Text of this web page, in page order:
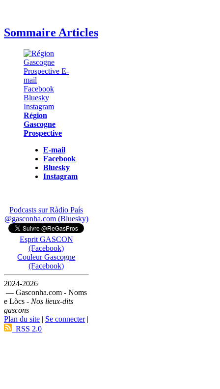
Sommaire Articles
Région
Gascogne
Prospective
E-mail
Facebook
Bluesky
Instagram
Podcasts sur Ràdio País
@gasconha.com (Bluesky)
Esprit GASCON
(Facebook)
Couleur Gascogne
(Facebook)
2024-2026
— Gasconha.com - Noms
e Lòcs - Nos lieux-dits
gascons
Plan du site | Se connecter|
RSS 2.0